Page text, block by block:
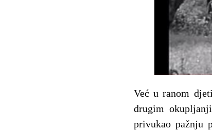
Već u ranom
drugim
privukao pažnju